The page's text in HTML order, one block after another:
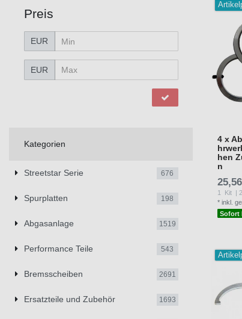
Preis
EUR
EUR
Kategorien
Streetstar Serie 676
Spurplatten 198
Abgasanlage 1519
Performance Teile 543
Bremsscheiben 2691
Ersatzteile und Zubehör 1693
4 x
hen
n
1 Kit |
*inkl.
Sofort